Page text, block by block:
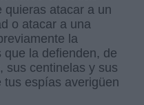
quieras atacar a un
o atacar a una
la
la defienden, de
sus centinelas y sus
espías averigüen